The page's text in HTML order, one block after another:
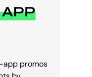
app promos